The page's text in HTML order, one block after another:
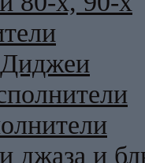
джаза и